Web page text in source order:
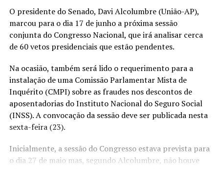
O presidente do Senado, Davi Alcolumbre (União-AP),
marcou para o dia 17 de junho a próxima sessão
conjunta do Congresso Nacional, que irá analisar cerca
de 60 vetos presidenciais que estão pendentes.
Na ocasião, também será lido o requerimento para a
instalação de uma Comissão Parlamentar Mista de
Inquérito (CMPI) sobre as fraudes nos descontos de
aposentadorias do Instituto Nacional do Seguro Social
(INSS). A convocação da sessão deve ser publicada nesta
sexta-feira (23).
Inicialmente, a sessão do Congresso estava prevista para
o dia 27 de maio mas, segundo Alcolumbre, não houve